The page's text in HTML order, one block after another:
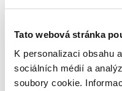
Tato webová stránka
K personalizaci obsahu
sociálních médií a
soubory cookie.
celou Evropou,
výzvami, jimž
regionu nečelil